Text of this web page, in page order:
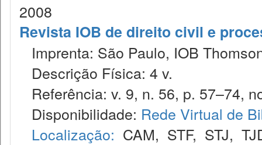
2008
Revista IOB de direito civil e
Imprenta: São Paulo, IOB
Descrição Física: 4 v.
Referência: v. 9, n. 56, p. 57–74,
Disponibilidade: Rede Virtual de
Localização: CAM, STF, STJ,